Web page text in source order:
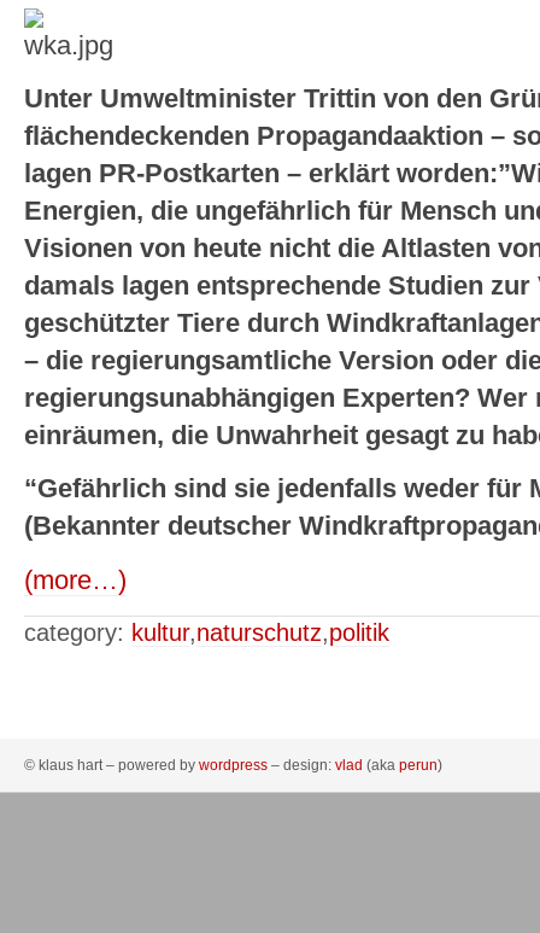
Unter Umweltminister Trittin von den
flächendeckenden Propagandaaktion –
lagen PR-Postkarten – erklärt
Energien, die ungefährlich für Mensch
Visionen von heute nicht die Altlasten
damals lagen entsprechende Studien
geschützter Tiere durch
– die regierungsamtliche Version oder
regierungsunabhängigen Experten?
einräumen, die Unwahrheit gesagt zu
“Gefährlich sind sie jedenfalls weder für
(Bekannter deutscher
(more…)
category: kultur,naturschutz,politik
© klaus hart – powered by wordpress – design: vlad (aka perun)